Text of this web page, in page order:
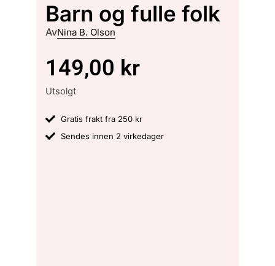
Barn og fulle folk
AvNina B. Olson
149,00 kr
Utsolgt
Gratis frakt fra 250 kr
Sendes innen 2 virkedager